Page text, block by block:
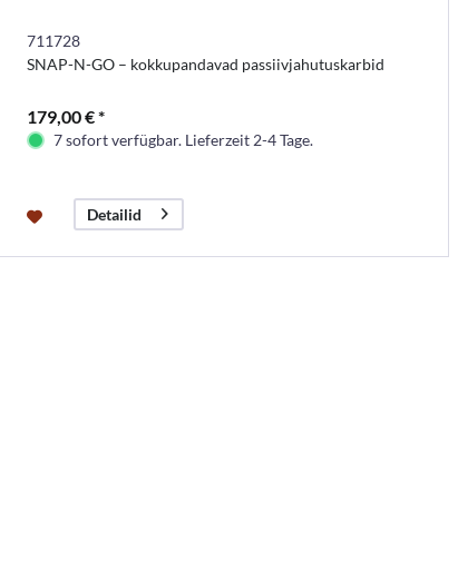
711728
SNAP-N-GO – kokkupandavad passiivjahutuskarbid
179,00 € *
7 sofort verfügbar. Lieferzeit 2-4 Tage.
Detailid